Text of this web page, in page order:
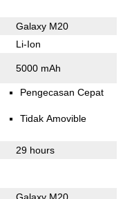
Galaxy M20
Li-Ion
5000 mAh
Pengecasan Cepat
Tidak Amovible
29 hours